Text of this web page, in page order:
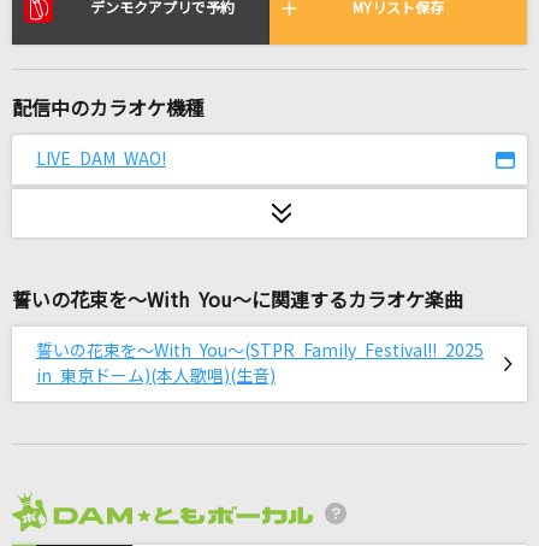
山内惠介
ひとりじゃない
DEEN
リバーサイド ホテル
福山雅治
[生音]ひまわりの約束
秦 基博
革命道中
デンモクアプリで予約 MYリスト保存
配信中のカラオケ機種
LIVE DAM WAO!
誓いの花束を～With You～に関連するカラオケ楽曲
誓いの花束を～With You～(STPR Family Festival!! 2025
in 東京ドーム)(本人歌唱)(生音)